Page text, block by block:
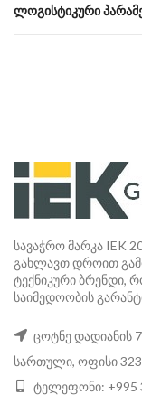
ᲚᲝᲒᲘᲡᲢᲘᲙᲣᲠᲘ
სავაჭრო მარკა IEK
გახლავთ დროით
ტექნიკური ბრენდი,
საიმედოობის
ცოტნე დადიანის
სართული, ოფისი
ტელეფონი: +995